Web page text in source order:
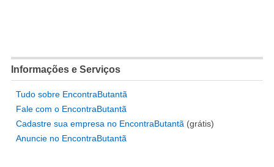
Informações e Serviços
Tudo sobre EncontraButantã
Fale com o EncontraButantã
Cadastre sua empresa no EncontraButantã (grátis)
Anuncie no EncontraButantã